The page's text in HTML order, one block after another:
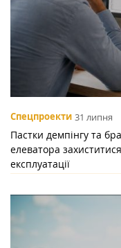
Спецпроекти 31 липня
Пастки демпінгу та
елеватора
експлуатації